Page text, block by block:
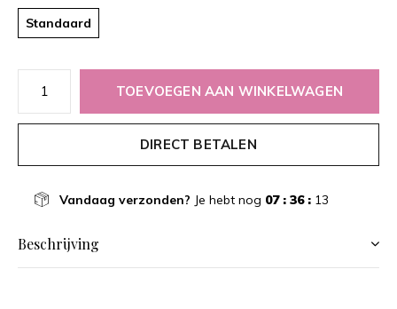
Standaard
TOEVOEGEN AAN WINKELWAGEN
DIRECT BETALEN
Vandaag verzonden? Je hebt nog 07 : 36 : 13
Beschrijving